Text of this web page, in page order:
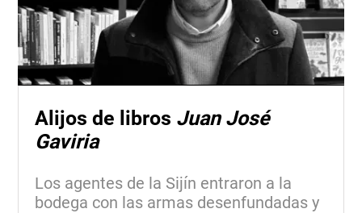
Alijos de libros Juan José
Gaviria
Los agentes de la Sijín entraron a la
bodega con las armas desenfundadas y